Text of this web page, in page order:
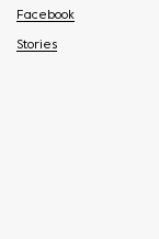
Facebook
Stories